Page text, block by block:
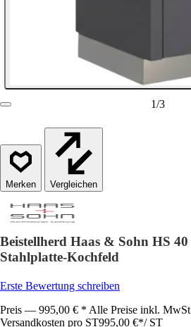
1/3
Vergleichen
Beistellherd Haas & Sohn HS
Stahlplatte-Kochfeld
Erste Bewertung schreiben
Preis — 995,00 € * Alle Preise inkl.
Versandkosten pro ST995,00 €*/ ST